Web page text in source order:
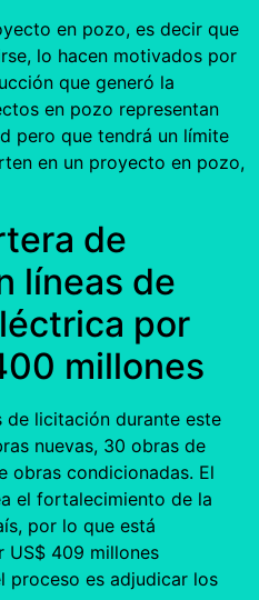
en pozo, es decir que
lo hacen motivados por
que generó la
en pozo representan
pero que tendrá un límite
en un proyecto en pozo,
de
líneas de
por
millones
de licitación durante este
nuevas, 30 obras de
obras condicionadas. El
el fortalecimiento de la
por lo que está
US$ 409 millones
proceso es adjudicar los